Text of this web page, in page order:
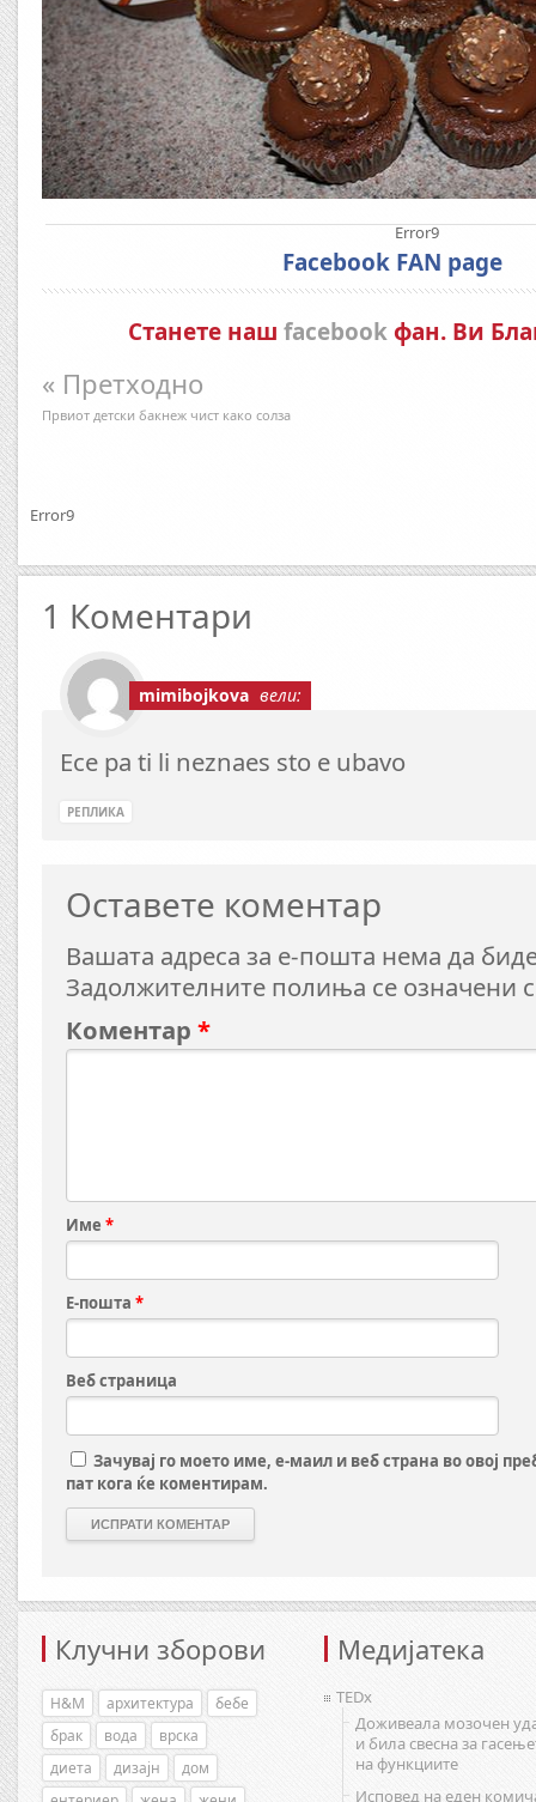
Facebook FAN page
Станете наш facebookфан. Ви
« Претходно
Првиот детски бакнеж чист како солза
Error9
Error9
1 Коментари
mimibojkova вели:
Ece pa ti li neznaes sto e ubavo
РЕПЛИКА
Оставете коментар
Вашата адреса за е-пошта нема да
Задолжителните полиња се означени
Коментар *
Име *
Е-пошта *
Веб страница
Зачувај го моето име, е-маил и веб страна во овој
пат кога ќе коментирам.
Клучни зборови
H&M архитектура
бебе
брак
вода
врска
диета
дизајн
дом
Медијатека
TEDx
Доживеала мозочен
и била свесна за
на функциите
Исповед на еден